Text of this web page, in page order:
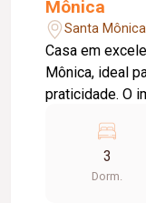
Mônica
Santa
Casa em
Mônica, ideal
praticidade. O
aconchegante
sob a pia.
vaga de
3
Dorm.